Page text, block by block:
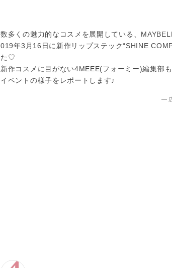
数多くの魅力的なコスメを展開している、
019年3月16日に新作リップステック“SHINE
た♡
新作コスメに目がない4MEEE(フォーミー)編集部
イベントの様子をレポートします♪
―